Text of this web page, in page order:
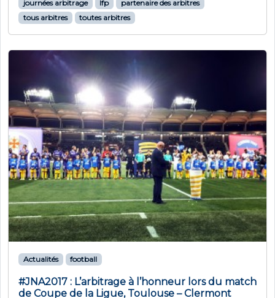
journées arbitrage
lfp
partenaire des arbitres
tous arbitres
toutes arbitres
Actualités football
#JNA2017 : L’arbitrage à l’honneur lors du match
de Coupe de la Ligue, Toulouse – Clermont